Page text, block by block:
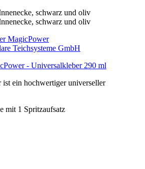
- Universalkleber 290 ml
ein hochwertiger universeller
mit 1 Spritzaufsatz